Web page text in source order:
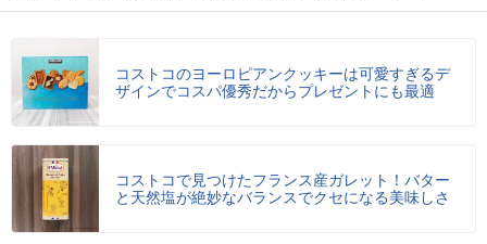
コストコのヨーロピアンクッキーは可愛すぎるデ
ザインでコスパ優秀だからプレゼントにも最適
コストコで見つけたフランス産ガレット！バター
と天然塩が絶妙なバランスでクセになる美味しさ